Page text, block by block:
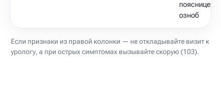
пояснице,
озноб
Если признаки из правой колонки — не откладывайте визит к
урологу, а при острых симптомах вызывайте скорую (103).